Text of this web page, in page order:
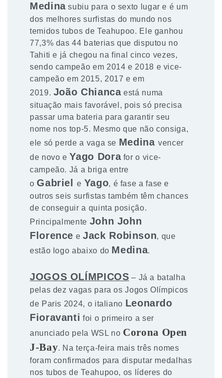
Medinasubiu para o sexto lugar e é um
dos melhores surfistas do mundo nos
temidos tubos de Teahupoo. Ele ganhou
77,3% das 44 baterias que disputou no
Tahiti e já chegou na final cinco vezes,
sendo campeão em 2014 e 2018 e vice-
campeão em 2015, 2017 e em
2019. João Chiancaestá numa
situação mais favorável, pois só precisa
passar uma bateria para garantir seu
nome nos top-5. Mesmo que não consiga,
ele só perde a vaga se Medinavencer
de novo e Yago Dorafor o vice-
campeão. Já a briga entre
oGabriele Yago, é fase a fase e
outros seis surfistas também têm chances
de conseguir a quinta posição.
Principalmente John John
Florence eJack Robinson, que
estão logo abaixo do Medina.
JOGOS OLÍMPICOS – Já a batalha
pelas dez vagas para os Jogos Olímpicos
de Paris 2024, o italiano Leonardo
Fioravanti foi o primeiro a ser
anunciado pela WSL no Corona Open
J-Bay. Na terça-feira mais três nomes
foram confirmados para disputar medalhas
nos tubos de Teahupoo, os líderes do